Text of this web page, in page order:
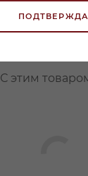
С этим